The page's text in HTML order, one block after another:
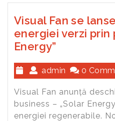
Visual Fan se
energiei verzi prin
Energy”
admin 0
Visual Fan anunță
business – „Solar
energiei regenerabile.